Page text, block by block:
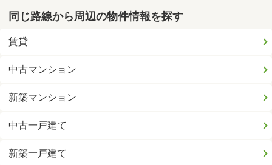
同じ路線から周辺の物件情報を探す
賃貸
中古マンション
新築マンション
中古一戸建て
新築一戸建て